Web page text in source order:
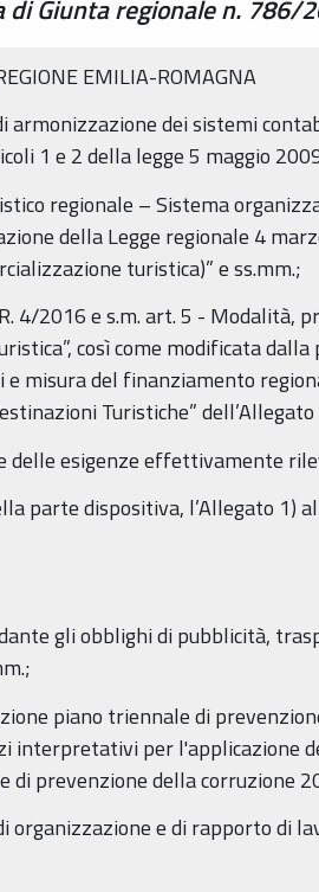
Giunta regionale n. 786/
EMILIA-ROMAGNA
dei sistemi
1 e 2 della legge 5 maggio
regionale – Sistema
della Legge regionale 4
turistica)” e ss.mm.;
4/2016 e s.m. art. 5 - Modalità,
così come modificata
misura del finanziamento
Turistiche” dell’Allegato
delle esigenze effettivamente
parte dispositiva, l’Allegato 1)
gli obblighi di pubblicità,
piano triennale di
interpretativi per l'applicazione
di prevenzione della corruzione
organizzazione e di rapporto di